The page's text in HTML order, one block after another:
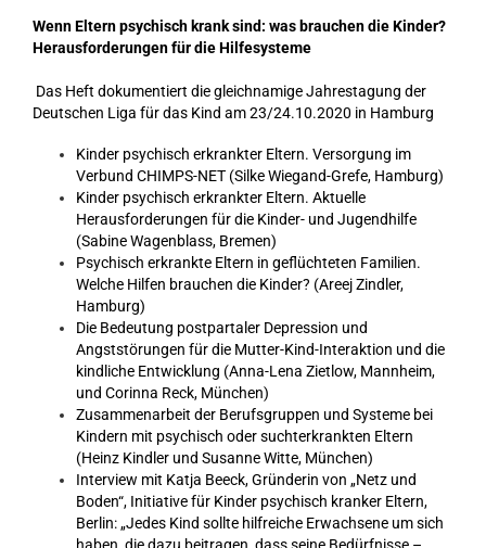
Wenn Eltern psychisch krank sind: was brauchen die Kinder?
Herausforderungen für die Hilfesysteme
Das Heft dokumentiert die gleichnamige Jahrestagung der
Deutschen Liga für das Kind am 23/24.10.2020 in Hamburg
Kinder psychisch erkrankter Eltern. Versorgung im
Verbund CHIMPS-NET (Silke Wiegand-Grefe, Hamburg)
Kinder psychisch erkrankter Eltern. Aktuelle
Herausforderungen für die Kinder- und Jugendhilfe
(Sabine Wagenblass, Bremen)
Psychisch erkrankte Eltern in geflüchteten Familien.
Welche Hilfen brauchen die Kinder? (Areej Zindler,
Hamburg)
Die Bedeutung postpartaler Depression und
Angststörungen für die Mutter-Kind-Interaktion und die
kindliche Entwicklung (Anna-Lena Zietlow, Mannheim,
und Corinna Reck, München)
Zusammenarbeit der Berufsgruppen und Systeme bei
Kindern mit psychisch oder suchterkrankten Eltern
(Heinz Kindler und Susanne Witte, München)
Interview mit Katja Beeck, Gründerin von „Netz und
Boden“, Initiative für Kinder psychisch kranker Eltern,
Berlin: „Jedes Kind sollte hilfreiche Erwachsene um sich